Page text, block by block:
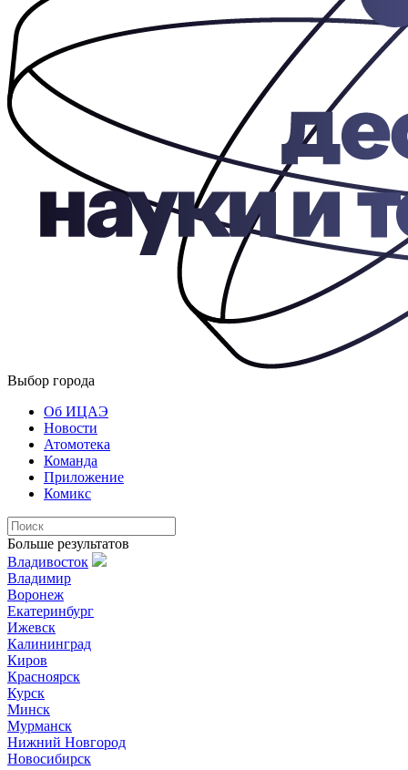
Выбор города
Об ИЦАЭ
Новости
Атомотека
Команда
Приложение
Комикс
Больше результатов
Владивосток
Владимир
Воронеж
Екатеринбург
Ижевск
Калининград
Киров
Красноярск
Курск
Минск
Мурманск
Нижний Новгород
Новосибирск